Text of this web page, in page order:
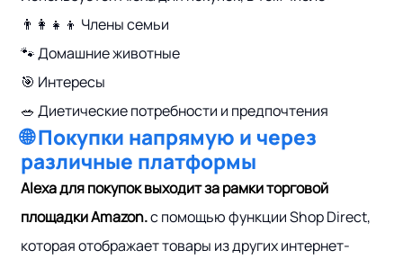
👨‍👩‍👧‍👦 Члены семьи
🐾 Домашние животные
🎯 Интересы
🥗 Диетические потребности и предпочтения
🌐 Покупки напрямую и через
различные платформы
Alexa для покупок выходит за рамки торговой
площадки Amazon.с помощью функции Shop Direct,
которая отображает товары из других интернет-